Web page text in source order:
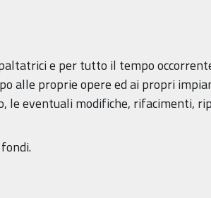
e per tutto il tempo
alle proprie opere ed ai propri
le eventuali modifiche, rifacimenti,